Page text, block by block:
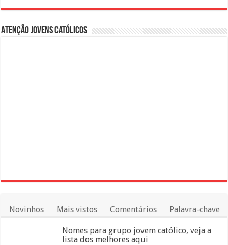
Atenção Jovens Católicos
Novinhos Mais vistos Comentários Palavra-chave
Nomes para grupo jovem católico, veja a
lista dos melhores aqui